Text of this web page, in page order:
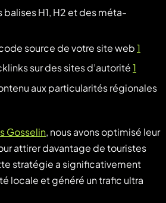
balises H1, H2 et des méta-
source de votre site web1
sur des sites d’autorité1
aux particularités régionales
Gosselin, nous avons optimisé leur
attirer davantage de touristes
stratégie a significativement
locale et généré un trafic ultra